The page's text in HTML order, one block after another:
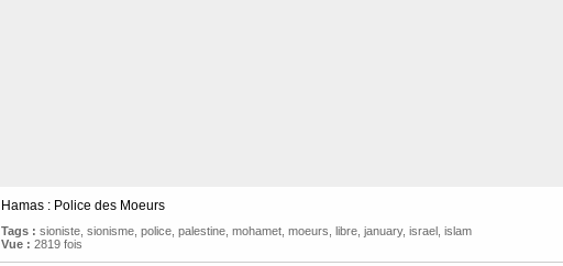
Hamas : Police des Moeurs
Tags : sioniste, sionisme, police, palestine, mohamet, moeurs libre, january, israel, islam
Vue : 2819 fois